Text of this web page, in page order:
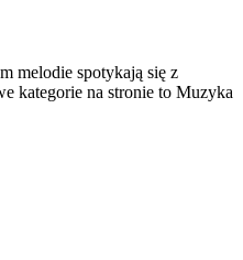
melodie spotykają się z
kategorie na stronie to Muzyka